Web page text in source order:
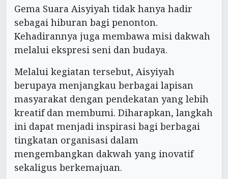
Gema Suara Aisyiyah tidak hanya hadir
sebagai hiburan bagi penonton.
Kehadirannya juga membawa misi dakwah
melalui ekspresi seni dan budaya.
Melalui kegiatan tersebut, Aisyiyah
berupaya menjangkau berbagai lapisan
masyarakat dengan pendekatan yang lebih
kreatif dan membumi. Diharapkan, langkah
ini dapat menjadi inspirasi bagi berbagai
tingkatan organisasi dalam
mengembangkan dakwah yang inovatif
sekaligus berkemajuan.